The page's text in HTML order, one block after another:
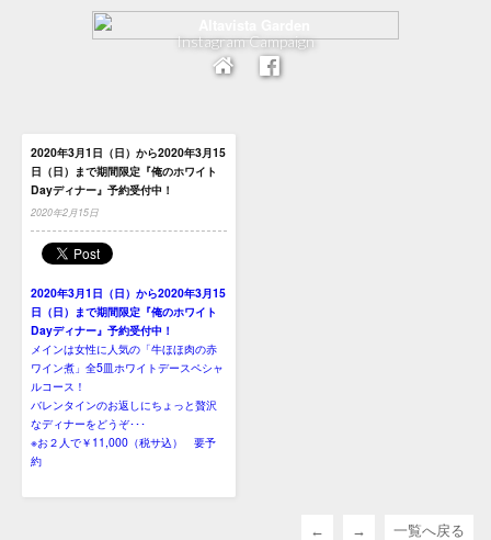
Instagram Campaign
2020年3月1日（日）から2020年3月15
日（日）まで期間限定『俺のホワイト
Dayディナー』予約受付中！
2020年2月15日
2020年3月1日（日）から2020年3月15
日（日）まで期間限定『俺のホワイト
Dayディナー』予約受付中！
メインは女性に人気の「牛ほほ肉の赤
ワイン煮」全5皿ホワイトデースペシャ
ルコース！
バレンタインのお返しにちょっと贅沢
なディナーをどうぞ･･･
※お２人で￥11,000（税サ込） 要予
約
← → 一覧へ戻る